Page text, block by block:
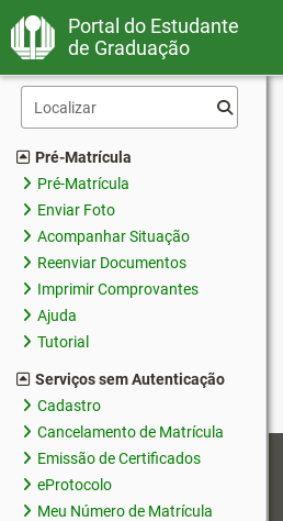
Portal do Estudante
de Graduação
Pré-Matrícula
Pré-Matrícula
Enviar Foto
Acompanhar Situação
Reenviar Documentos
Imprimir Comprovantes
Ajuda
Tutorial
Serviços sem Autenticação
Cadastro
Cancelamento de Matrícula
Emissão de Certificados
eProtocolo
Meu Número de Matrícula